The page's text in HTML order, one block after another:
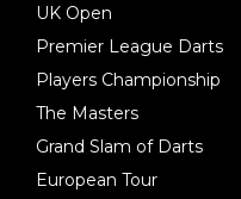
UK Open
Premier League Darts
Players Championship
The Masters
Grand Slam of Darts
European Tour